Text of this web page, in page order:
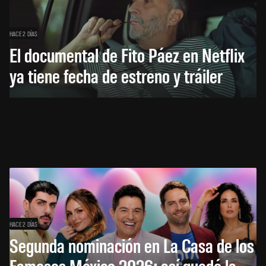
HACE 2 DÍAS
El documental de Fito Páez en Netflix
ya tiene fecha de estreno y tráiler
HACE 2 DÍAS
Segunda nominación en La Casa de los